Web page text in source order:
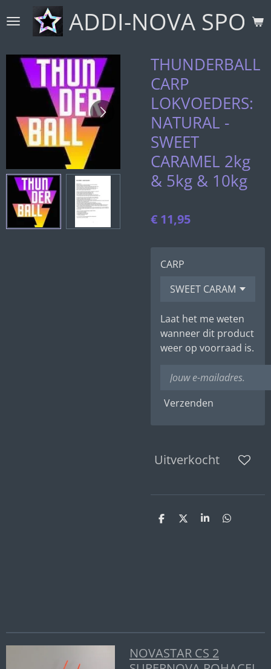
direct
de
hoofdinhoud
ADDI-NOVA
THUNDERBALL
CARP
LOKVOEDERS:
NATURAL -
SWEET
CARAMEL 2kg
& 5kg & 10kg
€ 11,95
CARP
Laat het me weten
wanneer dit product
weer op voorraad is.
Verzenden
Uitverkocht
D
D
S
D
NOVASTAR CS 2